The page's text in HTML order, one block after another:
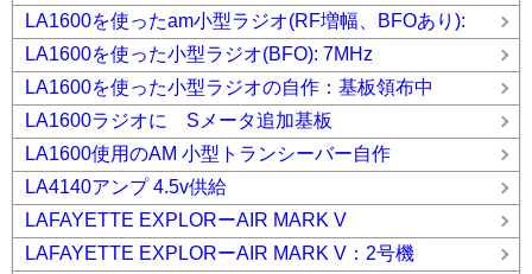
LA1600を使ったam小型ラジオ(RF増幅、BFOあり):
LA1600を使った小型ラジオ(BFO): 7MHz
LA1600を使った小型ラジオの自作：基板領布中
LA1600ラジオに Sメータ追加基板
LA1600使用のAM 小型トランシーバー自作
LA4140アンプ 4.5v供給
LAFAYETTE EXPLORーAIR MARK V
LAFAYETTE EXPLORーAIR MARK V：2号機